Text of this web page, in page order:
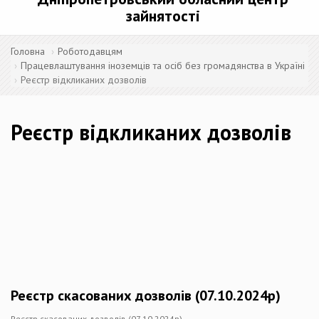
зайнятості
Головна
Роботодавцям
Працевлаштування іноземців та осіб без громадянства в Україні
Реєстр відкликаних дозволів
Реєстр відкликаних дозволів
Реєстр скасованих дозволів (07.10.2024р)